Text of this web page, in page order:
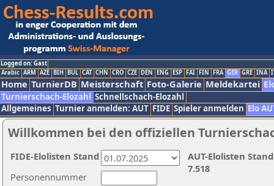
Logged on: Gast
Arabic ARM AZE BIH BUL CAT CHN CRO CZE DEN ENG ESP FAI FIN FRA GER GRE INA
Home TurnierDB Meisterschaft Foto-Galerie Meldekartei
Turnierschach-Elozahl Schnellschach-Elozahl
Allgemeines Turnier anmelden: AUT FIDE Spieler anmelden Elo
Willkommen bei den offiziellen
Personennummer
AUT-Elolisten
7.518
FIDE-Elolisten Stand